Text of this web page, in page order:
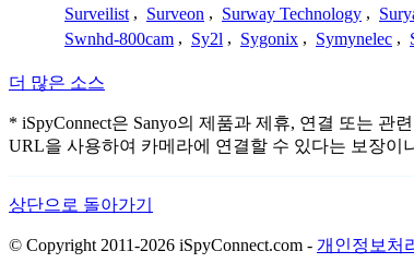
Surveilist , Surveon , Surway Technology ,
Swnhd-800cam , Sy2l , Sygonix , Symynelec ,
더 많은 소스
* iSpyConnect은 Sanyo의 제품과 제휴, 연결 또는
URL을 사용하여 카메라에 연결할 수 있다는 보장이
상단으로 돌아가기
© Copyright 2011-2026 iSpyConnect.com - 개인정보처